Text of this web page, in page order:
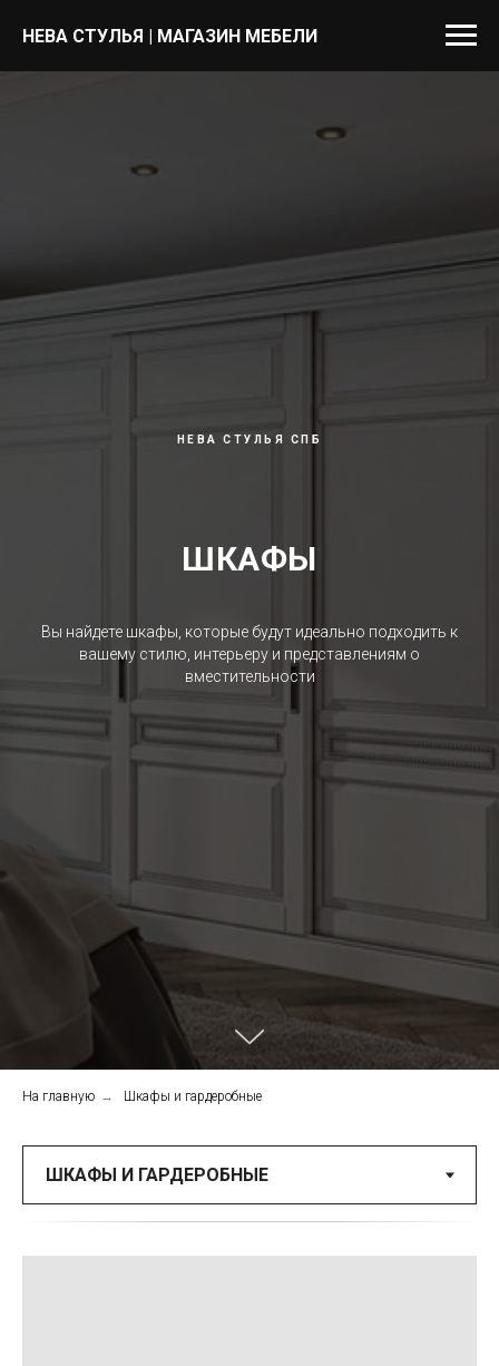
НЕВА СТУЛЬЯ | МАГАЗИН МЕБЕЛИ
НЕВА СТУЛЬЯ СПБ
ШКАФЫ
Вы найдете шкафы, которые будут идеально подходить к
вашему стилю, интерьеру и представлениям о
вместительности
На главную → Шкафы и гардеробные